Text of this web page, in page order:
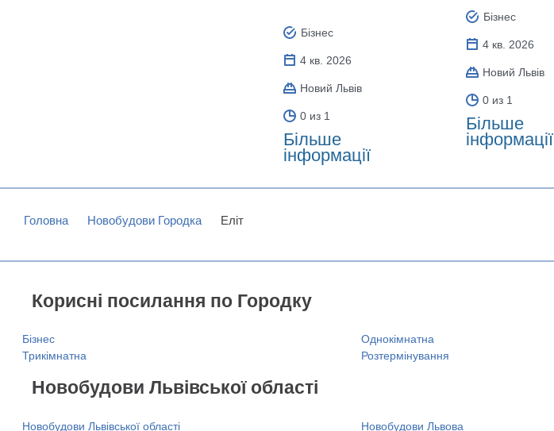
Бізнес
4 кв. 2026
Новий Львів
0 из 1
Більше
інформації
Бізнес
4 кв. 2026
Новий Львів
0 из 1
Більше
інформації
Головна Новобудови Городка Еліт
Корисні посилання по Городку
Бізнес Однокімнатна
Трикімнатна
Розтермінування
Новобудови Львівської області
Новобудови Львівської області Новобудови Львова